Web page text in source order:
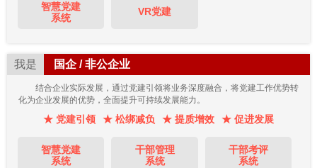
智慧党建
系统
VR党建
我是 国企 / 非公企业
结合企业实际发展，通过党建引领将业务深度融合，将党建工作优势转
化为企业发展的优势，全面提升可持续发展能力。
★ 党建引领 ★ 松绑减负 ★ 提质增效 ★ 促进发展
智慧党建
系统
干部管理
系统
干部考评
系统